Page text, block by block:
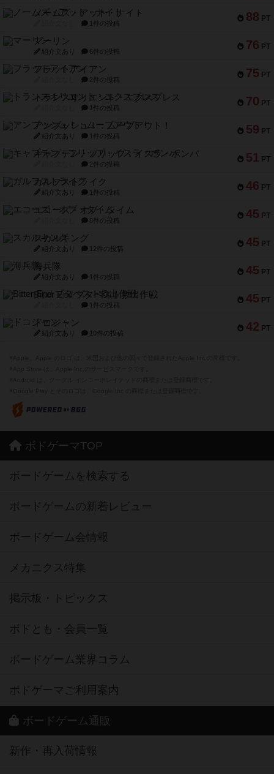
88 PT
ノームズ・アット・ナイト
1件の投稿
76 PT
マーリン
紹介文あり 6件の投稿
75 PT
フラットアイアン
2件の投稿
70 PT
トランスオリエント・エクスプレス
1件の投稿
59 PT
アンブッシュ！：ムーブアウト！
紹介文あり 1件の投稿
51 PT
キャプテン・フリップ：イスラ・ボンバ
2件の投稿
46 PT
ガルフストライク
紹介文あり 1件の投稿
45 PT
エコーズ・オブ・タイム
8件の投稿
45 PT
スカルキング
紹介文あり 12件の投稿
45 PT
海兵隊
紹介文あり 1件の投稿
45 PT
Bitter End ブタペスト救出作戦
1件の投稿
42 PT
ドコジャン
紹介文あり 10件の投稿
ボドゲーマTOP
ボードゲームを検索する
ボードゲームの新着レビュー
ボードゲーム会情報
メカニクス特集
掲示板・トピックス
ボドとも・会員一覧
ボードゲーム業界コラム
ボドゲーマご利用案内
ボードゲーム通販
新作・再入荷情報